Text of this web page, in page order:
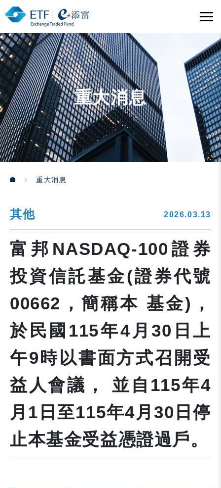
重大消息
重大消息
其他 2026.03.13
富邦NASDAQ-100證券
投資信託基金(證券代號
00662，簡稱本 基金)，
於民國115年4月30日上
午9時以書面方式召開受
益人會議， 並自115年4
月1日至115年4月30日停
止本基金受益憑證過戶。